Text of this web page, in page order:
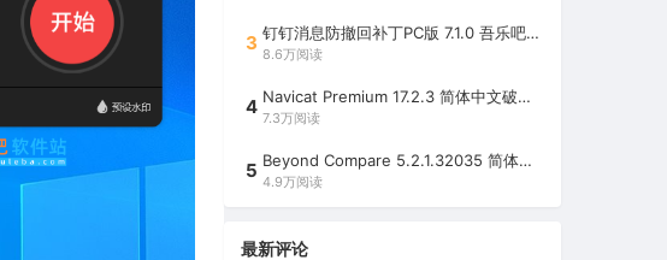
3 钉钉消息防撤回补丁PC版 7.1.0 吾乐吧优化版（支持消息防撤回+钉钉多开+支持消息永不已读+去除钉钉水印）
8.6万阅读
4 Navicat Premium 17.2.3 简体中文破解版（多重数据库管理工具）
7.3万阅读
5 Beyond Compare 5.2.1.32035 简体中文注册版（超强文件/夹比较工具）
4.9万阅读
最新评论